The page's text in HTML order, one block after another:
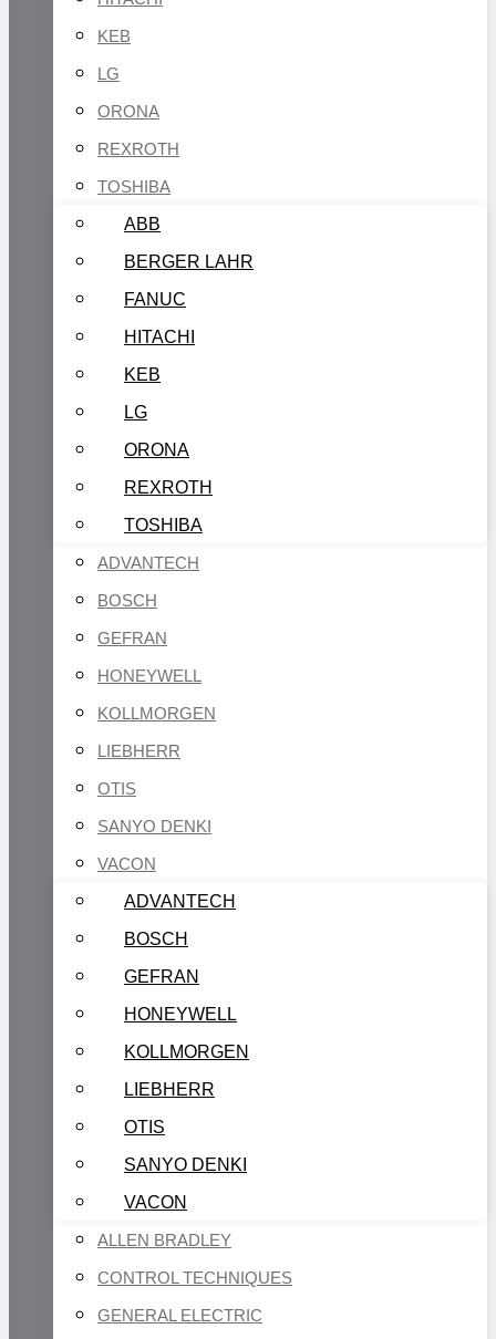
KEB
LG
ORONA
REXROTH
TOSHIBA
ABB
BERGER LAHR
FANUC
HITACHI
KEB
LG
ORONA
REXROTH
TOSHIBA
ADVANTECH
BOSCH
GEFRAN
HONEYWELL
KOLLMORGEN
LIEBHERR
OTIS
SANYO DENKI
VACON
ADVANTECH
BOSCH
GEFRAN
HONEYWELL
KOLLMORGEN
LIEBHERR
OTIS
SANYO DENKI
VACON
ALLEN BRADLEY
CONTROL TECHNIQUES
GENERAL ELECTRIC